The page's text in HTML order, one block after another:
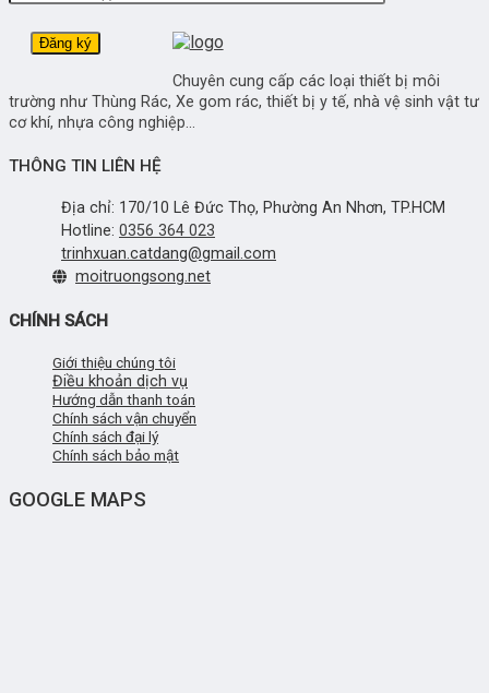
Chuyên cung cấp các loại thiết bị môi
trường như Thùng Rác, Xe gom rác, thiết bị y tế, nhà vệ sinh vật tư
cơ khí, nhựa công nghiệp...
THÔNG TIN LIÊN HỆ
Địa chỉ: 170/10 Lê Đức Thọ, Phường An Nhơn, TP.HCM
Hotline: 0356 364 023
trinhxuan.catdang@gmail.com
moitruongsong.net
CHÍNH SÁCH
Giới thiệu chúng tôi
Điều khoản dịch vụ
Hướng dẫn thanh toán
Chính sách vận chuyển
Chính sách đại lý
Chính sách bảo mật
GOOGLE MAPS